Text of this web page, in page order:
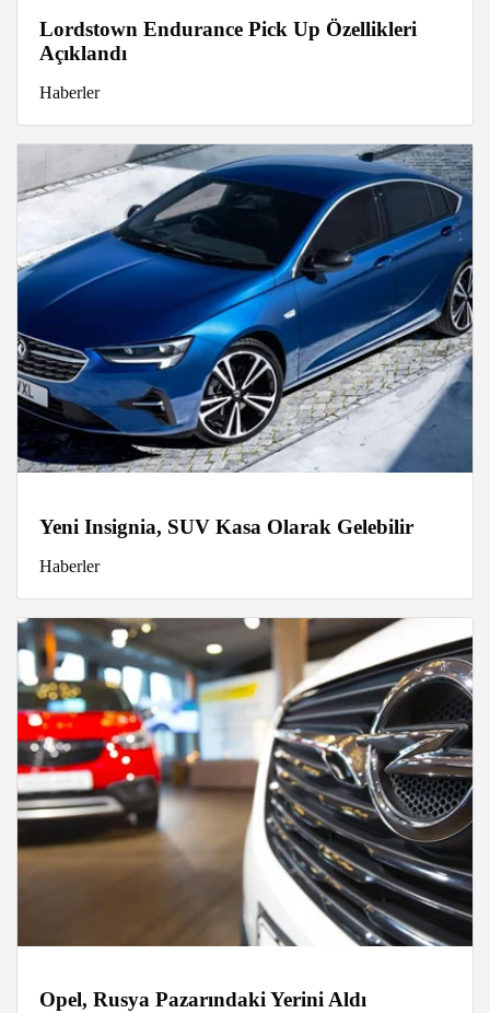
Lordstown Endurance Pick Up Özellikleri
Açıklandı
Haberler
Yeni Insignia, SUV Kasa Olarak Gelebilir
Haberler
Opel, Rusya Pazarındaki Yerini Aldı